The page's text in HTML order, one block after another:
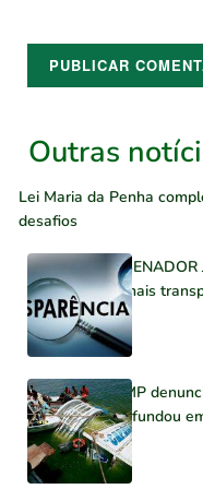
Outras
Lei Maria da Penha
desafios
SENADOR
mais
MP
afundou